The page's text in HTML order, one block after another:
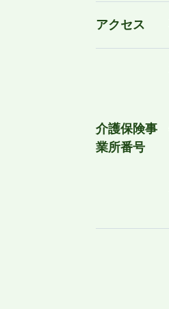
アクセス
介護保険事
業所番号